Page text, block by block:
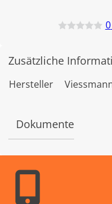
e
t
v
0
Zusätzliche
Hersteller
Dokumente